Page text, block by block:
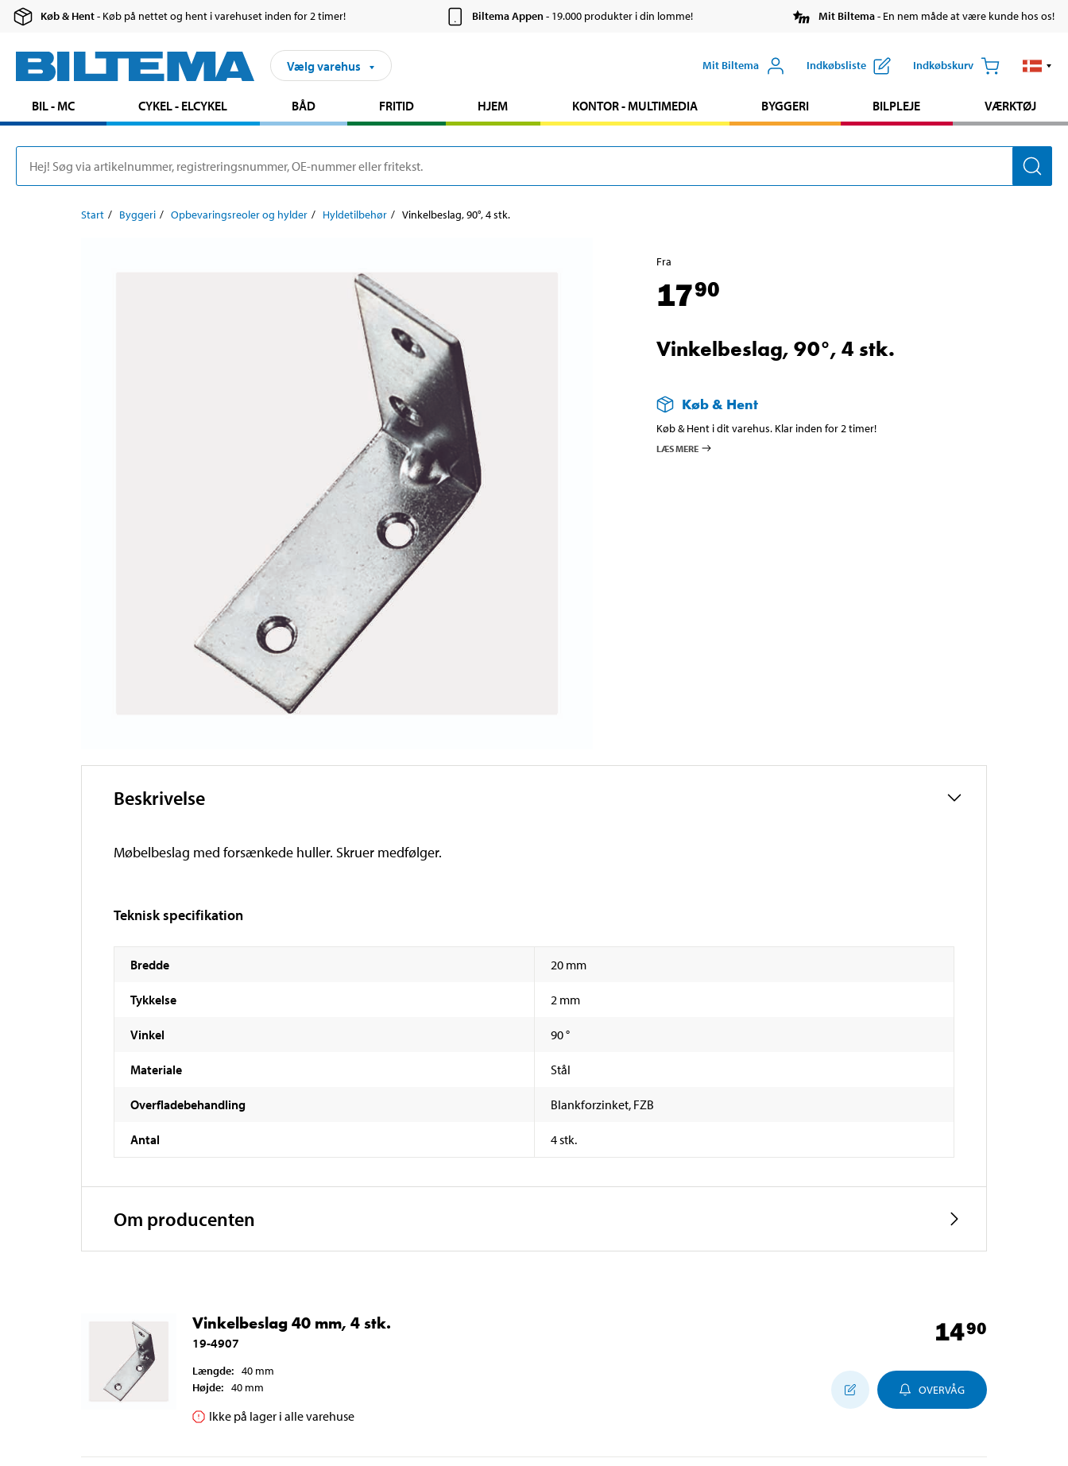
Køb & Hent- Køb på nettet og hent i varehuset inden for 2 timer! Biltema Appen- 19.000 produkter i din lomme! Mit Biltema- En nem måde at være kunde hos os!
Vælg varehus Mit Biltema Indkøbsliste Indkøbskurv
BIL - MC CYKEL - ELCYKEL BÅD FRITID HJEM KONTOR - MULTIMEDIA BYGGERI BILPLEJE VÆRKTØJ
Start Byggeri Opbevaringsreoler og hylder Hyldetilbehør Vinkelbeslag, 90°, 4 stk.
Fra
1790
Vinkelbeslag, 90°, 4 stk.
Køb & Hent
Køb & Hent i dit varehus. Klar inden for 2 timer!
LÆS MERE
Beskrivelse
Møbelbeslag med forsænkede huller. Skruer medfølger.
Teknisk specifikation
Bredde 20 mm
Tykkelse 2 mm
Vinkel 90 °
Materiale Stål
Overfladebehandling Blankforzinket, FZB
Antal 4 stk.
Om producenten
Vinkelbeslag 40 mm, 4 stk.
19-4907
Længde: 40 mm
Højde: 40 mm
Ikke på lager i alle varehuse
1490
OVERVÅG